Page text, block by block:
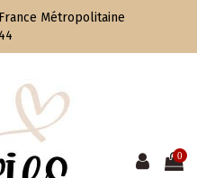
Métropolitaine
0